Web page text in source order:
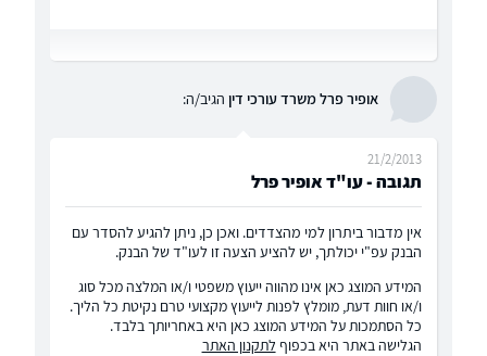
אופיר פרל משרד עורכי דין הגיב/ה:
תגובה - עו"ד אופיר פרל
21/2/2013
אין מדבור ביתרון למי מהצדדים. ואכן כן, ניתן להגיע להסדר עם
הבנק עפ"י יכולתך, יש להציע הצעה זו לעו"ד של הבנק.
המידע המוצג כאן אינו מהווה ייעוץ משפטי ו/או המלצה מכל סוג
ו/או חוות דעת, מומלץ לפנות לייעוץ מקצועי טרם נקיטת כל הליך.
כל הסתמכות על המידע המוצג כאן היא באחריותך בלבד.
הגלישה באתר היא בכפוף לתקנון האתר